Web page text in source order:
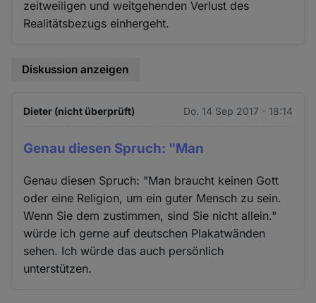
zeitweiligen und weitgehenden Verlust des
Realitätsbezugs einhergeht.
Diskussion anzeigen
Dieter (nicht überprüft) Do. 14 Sep 2017 - 18:14
Genau diesen Spruch: "Man
Genau diesen Spruch: "Man braucht keinen Gott
oder eine Religion, um ein guter Mensch zu sein.
Wenn Sie dem zustimmen, sind Sie nicht allein."
würde ich gerne auf deutschen Plakatwänden
sehen. Ich würde das auch persönlich
unterstützen.